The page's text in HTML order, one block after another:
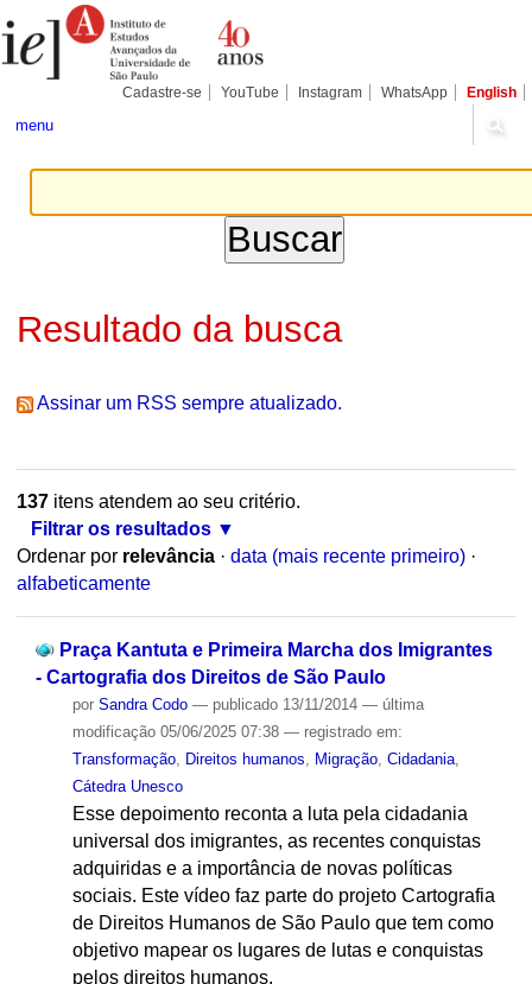
para
conteúdo.
Pessoais
Cadastre-se YouTube Instagram WhatsApp English
menu
Resultado da busca
Assinar um RSS sempre atualizado.
137itens atendem ao seu critério.
Filtrar os resultados
Ordenar por relevância · data (mais recente primeiro) ·
alfabeticamente
Praça Kantuta e Primeira Marcha dos Imigrantes
- Cartografia dos Direitos de São Paulo
por Sandra Codo — publicado13/11/2014 — última
modificação05/06/2025 07:38 — registrado em:
Transformação, Direitos humanos Migração, Cidadania,
Cátedra Unesco
Esse depoimento reconta a luta pela cidadania
universal dos imigrantes, as recentes conquistas
adquiridas e a importância de novas políticas
sociais. Este vídeo faz parte do projeto Cartografia
de Direitos Humanos de São Paulo que tem como
objetivo mapear os lugares de lutas e conquistas
pelos direitos humanos.